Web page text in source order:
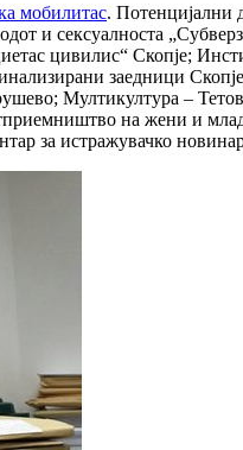
мобилитас. Потенцијални
и сексуалноста
цивилис“ Скопје;
заедници
Мултикултура –
на жени и
за истражувачко